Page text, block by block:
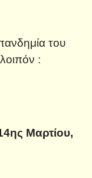
του
:
Μαρτίου,